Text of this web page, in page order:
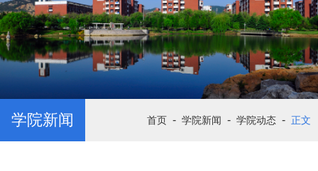
学院新闻 首页 - 学院新闻 - 学院动态 - 正文